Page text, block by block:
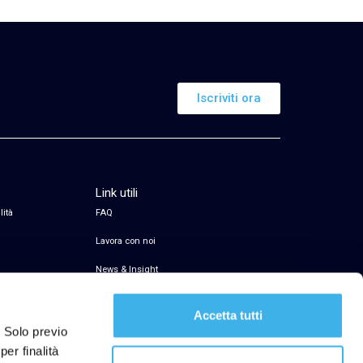
previo
finalità
Accetta tutti
Iscriviti ora
Link utili
FAQ
Lavora con noi
News & Insight
Servizio di firma elettronica